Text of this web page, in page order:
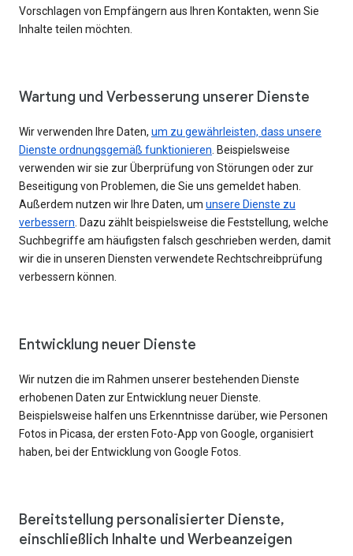
Vorschlagen von Empfängern aus Ihren Kontakten, wenn Sie
Inhalte teilen möchten.
Wartung und Verbesserung unserer Dienste
Wir verwenden Ihre Daten, um zu gewährleisten, dass unsere
Dienste ordnungsgemäß funktionieren . Beispielsweise
verwenden wir sie zur Überprüfung von Störungen oder zur
Beseitigung von Problemen, die Sie uns gemeldet haben.
Außerdem nutzen wir Ihre Daten, um unsere Dienste zu
verbessern . Dazu zählt beispielsweise die Feststellung, welche
Suchbegriffe am häufigsten falsch geschrieben werden, damit
wir die in unseren Diensten verwendete Rechtschreibprüfung
verbessern können.
Entwicklung neuer Dienste
Wir nutzen die im Rahmen unserer bestehenden Dienste
erhobenen Daten zur Entwicklung neuer Dienste.
Beispielsweise halfen uns Erkenntnisse darüber, wie Personen
Fotos in Picasa, der ersten Foto-App von Google, organisiert
haben, bei der Entwicklung von Google Fotos.
Bereitstellung personalisierter Dienste,
einschließlich Inhalte und Werbeanzeigen